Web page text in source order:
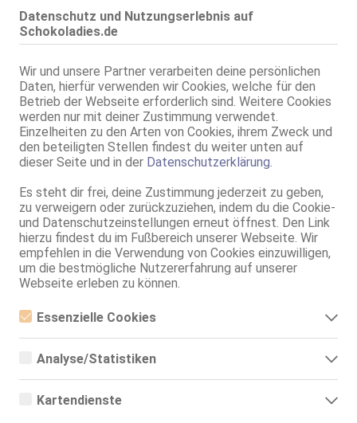
Datenschutz und Nutzungserlebnis auf
Schokoladies.de
Wir und unsere Partner verarbeiten deine persönlichen
Daten, hierfür verwenden wir Cookies, welche für den
Betrieb der Webseite erforderlich sind. Weitere Cookies
werden nur mit deiner Zustimmung verwendet.
Einzelheiten zu den Arten von Cookies, ihrem Zweck und
den beteiligten Stellen findest du weiter unten auf
dieser Seite und in der Datenschutzerklärung.
Es steht dir frei, deine Zustimmung jederzeit zu geben,
zu verweigern oder zurückzuziehen, indem du die Cookie-
und Datenschutzeinstellungen erneut öffnest. Den Link
hierzu findest du im Fußbereich unserer Webseite. Wir
empfehlen in die Verwendung von Cookies einzuwilligen,
um die bestmögliche Nutzererfahrung auf unserer
Webseite erleben zu können.
Essenzielle Cookies
Essenzielle Cookies sind alle notwendigen Cookies, die für den
ermöglicht werden. Die Webseite kann ohne diese Cookies nicht
Analyse/Statistiken
Analyse- bzw. Statistikcookies sind Cookies, die der Analyse der
Zugriffsstatistiken dienen. Sie helfen den Webseiten-Besitzern zu
Kartendienste
Wolfsburg
TS Channel Colombiana
TS, 24 Jahre, 80B, KF 34/36, 1.70m, total rasiert, Latina
Braunschweig
72.4km, Wendebrück 9
**LORENA** heiße Erotik*NEU
25 Jahre, 75C, total rasiert, karibisch
Schneverdingen
Angel
29 Jahre, 80B, KF 36, 1.60m, 60 kg, total rasiert, exotisch